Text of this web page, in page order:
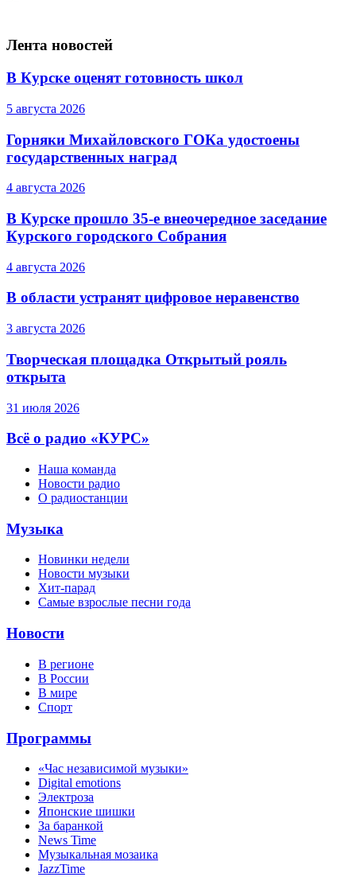
Лента новостей
В Курске оценят готовность школ
5 августа 2026
Горняки Михайловского ГОКа удостоены
государственных наград
4 августа 2026
В Курске прошло 35-е внеочередное заседание
Курского городского Собрания
4 августа 2026
В области устранят цифровое неравенство
3 августа 2026
Творческая площадка Открытый рояль
открыта
31 июля 2026
Всё о радио «КУРС»
Наша команда
Новости радио
О радиостанции
Музыка
Новинки недели
Новости музыки
Хит-парад
Самые взрослые песни года
Новости
В регионе
В России
В мире
Спорт
Программы
«Час независимой музыки»
Digital emotions
Электроза
Японскиe шишки
За баранкой
News Time
Музыкальная мозаика
JazzTime